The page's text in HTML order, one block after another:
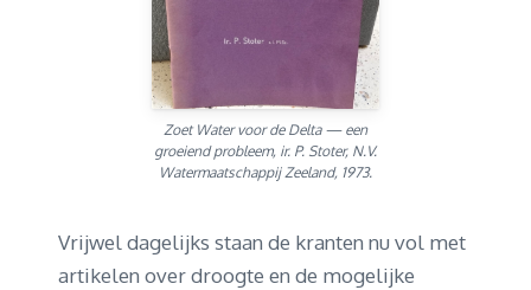
Zoet Water voor de Delta — een
groeiend probleem, ir. P. Stoter, N.V.
Watermaatschappij Zeeland, 1973.
Vrijwel dagelijks staan de kranten nu vol met
artikelen over droogte en de mogelijke